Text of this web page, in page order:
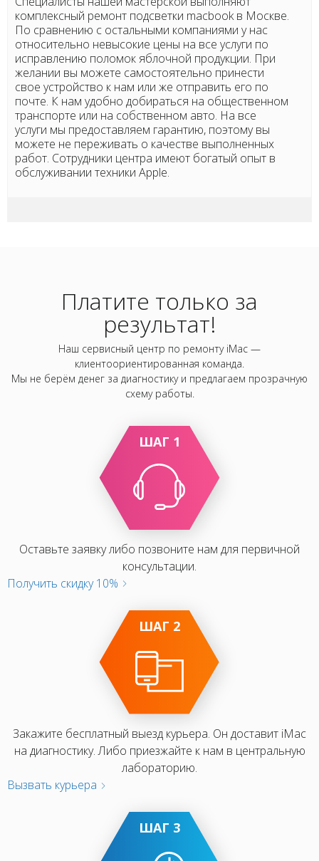
комплексный ремонт подсветки macbook в Москве.
По сравнению с остальными компаниями у нас
относительно невысокие цены на все услуги по
исправлению поломок яблочной продукции. При
желании вы можете самостоятельно принести
свое устройство к нам или же отправить его по
почте. К нам удобно добираться на общественном
транспорте или на собственном авто. На все
услуги мы предоставляем гарантию, поэтому вы
можете не переживать о качестве выполненных
работ. Сотрудники центра имеют богатый опыт в
обслуживании техники Apple.
Платите только за
результат!
Наш сервисный центр по ремонту iMac —
клиентоориентированная команда.
Мы не берём денег за диагностику и предлагаем прозрачную
схему работы.
ШАГ 1
Оставьте заявку либо позвоните нам для первичной
консультации.
Получить скидку 10%
ШАГ 2
Закажите бесплатный выезд курьера. Он доставит iMac
на диагностику. Либо приезжайте к нам в центральную
лабораторию.
Вызвать курьера
ШАГ 3